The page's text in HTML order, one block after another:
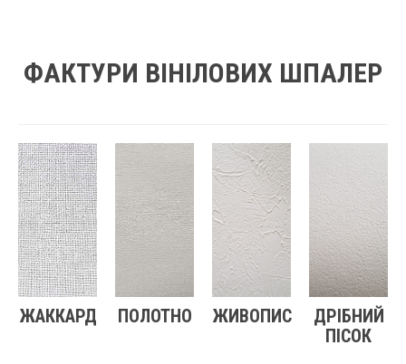
ФАКТУРИ ВІНІЛОВИХ ШПАЛЕР
ЖАККАРД ПОЛОТНО ЖИВОПИС
ДРІБНИЙ
ПІСОК